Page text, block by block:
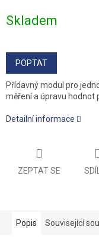
cena:
Skladem
POPTAT
Přídavný modul pro
měření a úpravu hodnot
Detailní informace
ZEPTAT SE
Popis Související